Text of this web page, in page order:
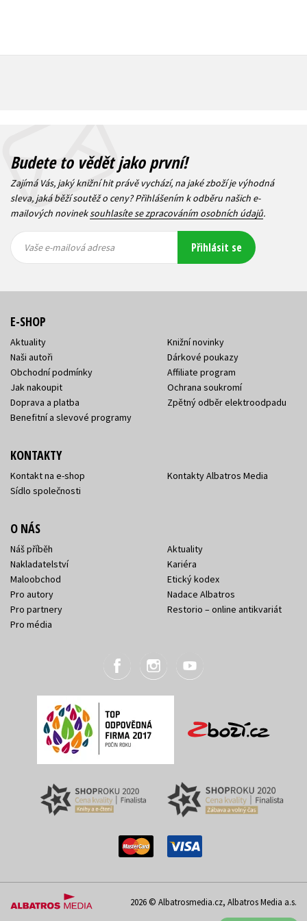
Budete to vědět jako první!
Zajímá Vás, jaký knižní hit právě vychází, na jaké zboží je výhodná
sleva, jaká běží soutěž o ceny? Přihlášením k odběru našich e-
mailových novineksouhlasíte se zpracováním osobních údajů.
mailová
mailová
Vaše e-mailová adresa Přihlásit se
E-SHOP
Aktuality
Naši autoři
Obchodní podmínky
Jak nakoupit
Doprava a platba
Benefitní a slevové programy
Knižní novinky
Dárkové poukazy
Affiliate program
Ochrana soukromí
Zpětný odběr elektroodpadu
KONTAKTY
Kontakt na e-shop
Sídlo společnosti
Kontakty Albatros Media
O NÁS
Náš příběh
Nakladatelství
Maloobchod
Pro autory
Pro partnery
Pro média
Aktuality
Kariéra
Etický kodex
Nadace Albatros
Restorio – online antikvariát
2026 © Albatrosmedia.cz, Albatros Media a.s.